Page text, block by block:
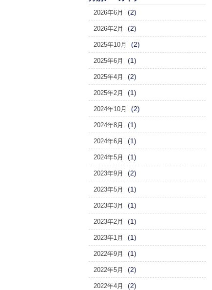
2026年6月 (2)
2026年2月 (2)
2025年10月 (2)
2025年6月 (1)
2025年4月 (2)
2025年2月 (1)
2024年10月 (2)
2024年8月 (1)
2024年6月 (1)
2024年5月 (1)
2023年9月 (2)
2023年5月 (1)
2023年3月 (1)
2023年2月 (1)
2023年1月 (1)
2022年9月 (1)
2022年5月 (2)
2022年4月 (2)